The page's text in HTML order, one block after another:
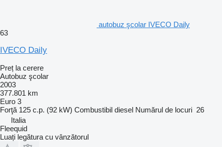
autobuz şcolar IVECO Daily
63
IVECO Daily
Preț la cerere
Autobuz şcolar
2003
377.801 km
Euro 3
Forţă 125 c.p. (92 kW) Combustibil diesel Numărul de locuri 26
Italia
Fleequid
Luați legătura cu vânzătorul